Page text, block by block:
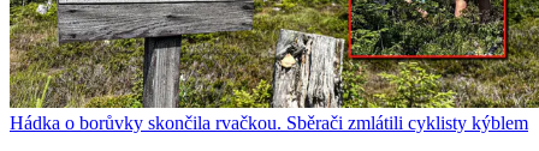
Hádka o borůvky skončila rvačkou. Sběrači zmlátili cyklisty kýblem